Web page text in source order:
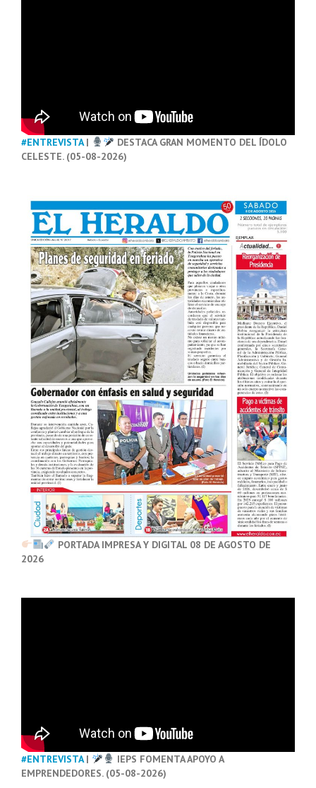
#ENTREVISTA|
DESTACA GRAN MOMENTO DEL ÍDOLO
CELESTE. (05-08-2026)
PORTADA IMPRESA Y DIGITAL 08 DE AGOSTO DE
2026
#ENTREVISTA|
IEPS FOMENTA APOYO A
EMPRENDEDORES. (05-08-2026)